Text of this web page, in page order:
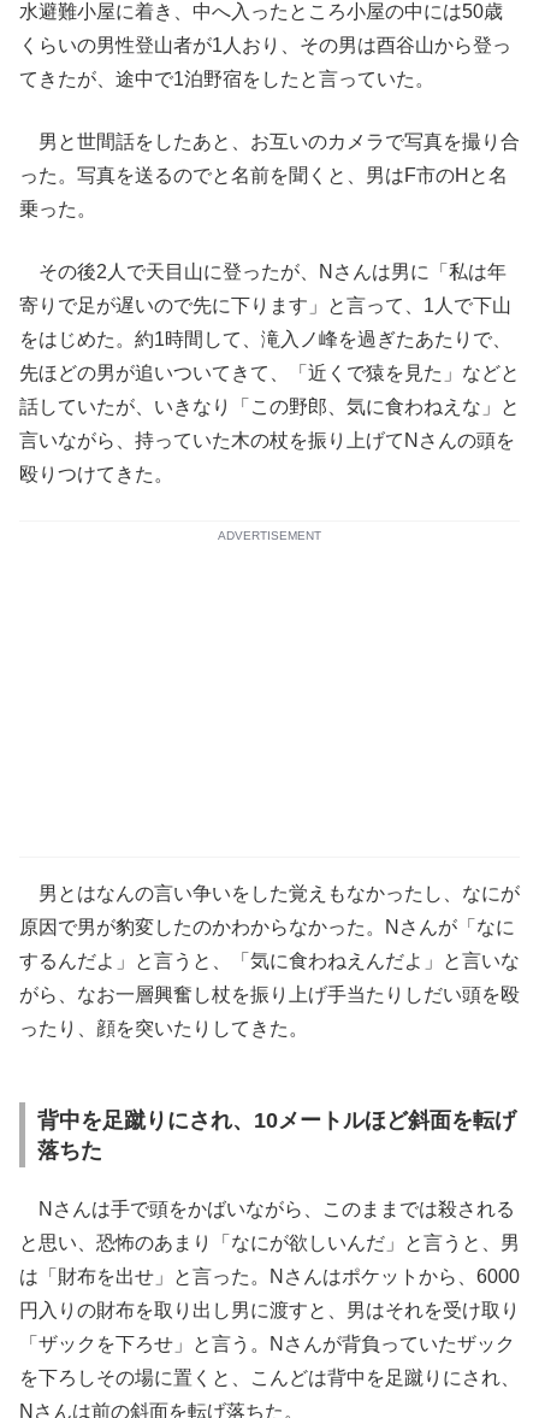
水避難小屋に着き、中へ入ったところ小屋の中には50歳
くらいの男性登山者が1人おり、その男は酉谷山から登っ
てきたが、途中で1泊野宿をしたと言っていた。
男と世間話をしたあと、お互いのカメラで写真を撮り合
った。写真を送るのでと名前を聞くと、男はF市のHと名
乗った。
その後2人で天目山に登ったが、Nさんは男に「私は年
寄りで足が遅いので先に下ります」と言って、1人で下山
をはじめた。約1時間して、滝入ノ峰を過ぎたあたりで、
先ほどの男が追いついてきて、「近くで猿を見た」などと
話していたが、いきなり「この野郎、気に食わねえな」と
言いながら、持っていた木の杖を振り上げてNさんの頭を
殴りつけてきた。
ADVERTISEMENT
男とはなんの言い争いをした覚えもなかったし、なにが
原因で男が豹変したのかわからなかった。Nさんが「なに
するんだよ」と言うと、「気に食わねえんだよ」と言いな
がら、なお一層興奮し杖を振り上げ手当たりしだい頭を殴
ったり、顔を突いたりしてきた。
背中を足蹴りにされ、10メートルほど斜面を転げ
落ちた
Nさんは手で頭をかばいながら、このままでは殺される
と思い、恐怖のあまり「なにが欲しいんだ」と言うと、男
は「財布を出せ」と言った。Nさんはポケットから、6000
円入りの財布を取り出し男に渡すと、男はそれを受け取り
「ザックを下ろせ」と言う。Nさんが背負っていたザック
を下ろしその場に置くと、こんどは背中を足蹴りにされ、
Nさんは前の斜面を転げ落ちた。